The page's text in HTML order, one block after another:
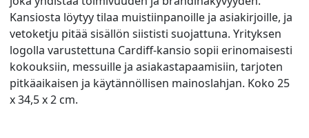
Kansiosta löytyy tilaa muistiinpanoille ja asiakirjoille, ja
vetoketju pitää sisällön siististi suojattuna. Yrityksen
logolla varustettuna Cardiff-kansio sopii erinomaisesti
kokouksiin, messuille ja asiakastapaamisiin, tarjoten
pitkäaikaisen ja käytännöllisen mainoslahjan. Koko 25
x 34,5 x 2 cm.